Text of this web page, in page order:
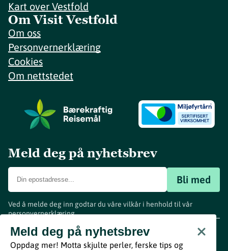
Kart over Vestfold
Om Visit Vestfold
Om oss
Personvernerklæring
Cookies
Om nettstedet
Meld deg på nyhetsbrev
Bli med
Ved å melde deg inn godtar du våre vilkår i henhold til vår
personvernerklæring.
Meld deg på nyhetsbrev
Oppdag mer! Motta skjulte perler, ferske tips og
www.visitvestfold.com
Turistinformasjon